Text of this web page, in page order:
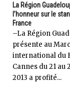
La Région
l’honneur sur le
France
–La Région
présente au
international du
Cannes du 21 au
2013 a profité...